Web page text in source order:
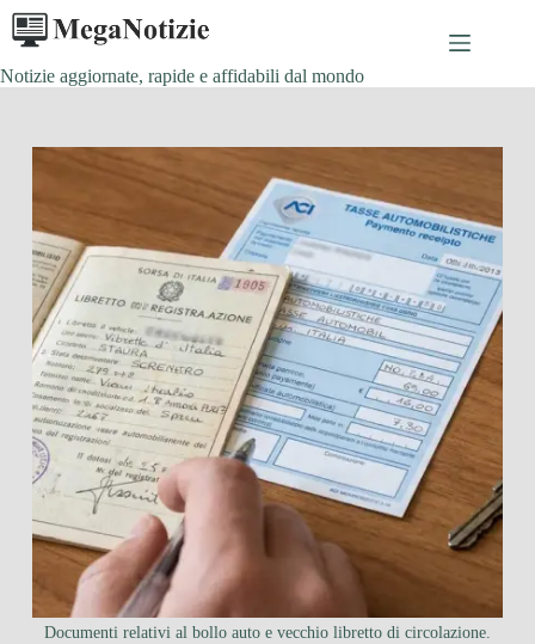
Salta
contenuto
Notizie aggiornate, rapide e affidabili dal mondo
Documenti relativi al bollo auto e vecchio libretto di circolazione.